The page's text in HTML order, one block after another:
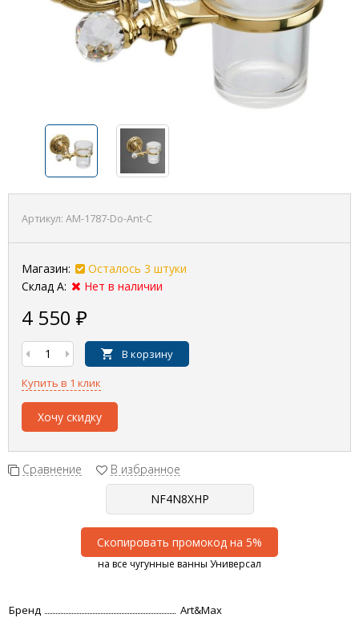
Артикул: AM-1787-Do-Ant-C
Магазин:
Осталось 3 штуки
Склад А:
Нет в наличии
4 550 ₽
В корзину
Купить в 1 клик
Хочу скидку
Сравнение В избранное
Скопировать промокод на 5%
на все чугунные ванны Универсал
Бренд
Art&Max